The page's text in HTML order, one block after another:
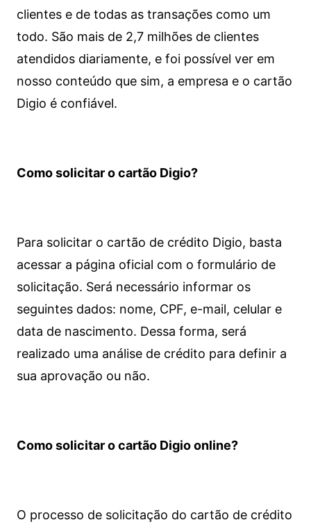
clientes e de todas as transações como um
todo. São mais de 2,7 milhões de clientes
atendidos diariamente, e foi possível ver em
nosso conteúdo que sim, a empresa e o cartão
Digio é confiável.
Como solicitar o cartão Digio?
Para solicitar o cartão de crédito Digio, basta
acessar a página oficial com o formulário de
solicitação. Será necessário informar os
seguintes dados: nome, CPF, e-mail, celular e
data de nascimento. Dessa forma, será
realizado uma análise de crédito para definir a
sua aprovação ou não.
Como solicitar o cartão Digio online?
O processo de solicitação do cartão de crédito